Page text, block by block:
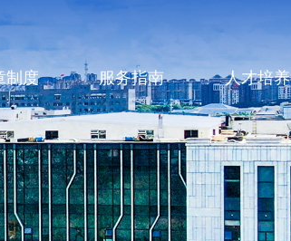
制度 服务指南 人才培养